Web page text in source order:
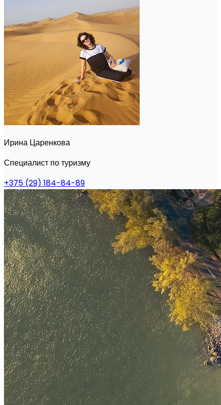
Ирина Царенкова
Специалист по туризму
+375 (29) 184-84-89